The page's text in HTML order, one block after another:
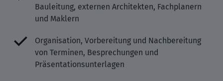
Bauleitung, externen Architekten, Fachplanern
und Maklern
Organisation, Vorbereitung und Nachbereitung
von Terminen, Besprechungen und
Präsentationsunterlagen